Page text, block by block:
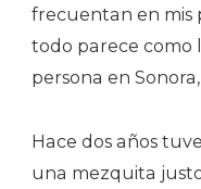
frecuentan en mis
todo parece como
persona en
Hace dos años
una mezquita